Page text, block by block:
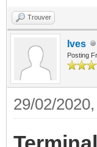
Trouver
Ives
Posting
29/02/